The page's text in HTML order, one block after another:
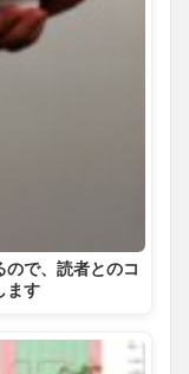
で、読者とのコ
ます